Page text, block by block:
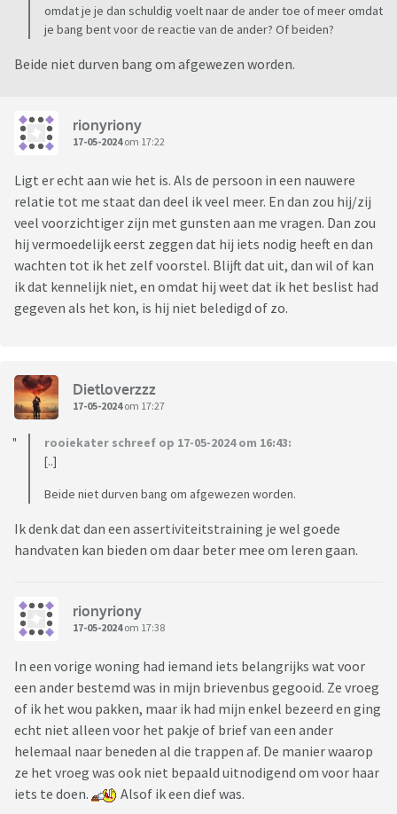
omdat je je dan schuldig voelt naar de ander toe of meer omdat
je bang bent voor de reactie van de ander? Of beiden?
Beide niet durven bang om afgewezen worden.
rionyriony
17-05-2024om 17:22
Ligt er echt aan wie het is. Als de persoon in een nauwere
relatie tot me staat dan deel ik veel meer. En dan zou hij/zij
veel voorzichtiger zijn met gunsten aan me vragen. Dan zou
hij vermoedelijk eerst zeggen dat hij iets nodig heeft en dan
wachten tot ik het zelf voorstel. Blijft dat uit, dan wil of kan
ik dat kennelijk niet, en omdat hij weet dat ik het beslist had
gegeven als het kon, is hij niet beledigd of zo.
Dietloverzzz
17-05-2024om 17:27
rooiekater schreef op 17-05-2024 om 16:43:
[..]
Beide niet durven bang om afgewezen worden.
Ik denk dat dan een assertiviteitstraining je wel goede
handvaten kan bieden om daar beter mee om leren gaan.
rionyriony
17-05-2024om 17:38
In een vorige woning had iemand iets belangrijks wat voor
een ander bestemd was in mijn brievenbus gegooid. Ze vroeg
of ik het wou pakken, maar ik had mijn enkel bezeerd en ging
echt niet alleen voor het pakje of brief van een ander
helemaal naar beneden al die trappen af. De manier waarop
ze het vroeg was ook niet bepaald uitnodigend om voor haar
iets te doen.
Alsof ik een dief was.